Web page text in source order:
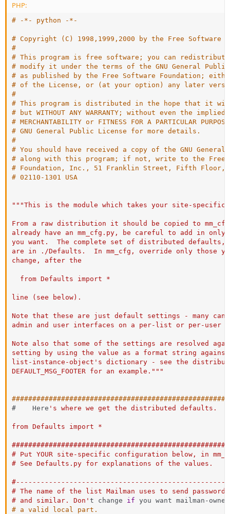
PHP:
# -*- python -*-
# Copyright (C) 1998,1999,2000 by the Free Software
#
# This program is free software; you can
# modify it under the terms of the GNU General
# as published by the Free Software Foundation;
# of the License, or (at your option) any later
#
# This program is distributed in the hope that it
# but WITHOUT ANY WARRANTY; without even the
# MERCHANTABILITY or FITNESS FOR A PARTICULAR
# GNU General Public License for more details.
#
# You should have received a copy of the GNU
# along with this program; if not, write to the Free
# Foundation, Inc., 51 Franklin Street, Fifth Floor,
# 02110-1301 USA
"" "This is the module which takes your site-
From a raw distribution it should be copied to
already have an mm_cfg.py, be careful to add in only
you want.  The complete set of distributed defaults,
are in ./Defaults.  In mm_cfg, override only those
change, after the
  from Defaults import *
line (see below).
Note that these are just default settings - many can
admin and user interfaces on a per-list or per-user
Note also that some of the settings are resolved
setting by using the value as a format string
list-instance-object's dictionary - see the
DEFAULT_MSG_FOOTER for an example." ""
#    Here 's where we get the distributed defaults.
from Defaults import *
# Put YOUR site-specific configuration below, in
# See Defaults.py for explanations of the values.
# The name of the list Mailman uses to send password
# and similar. Don' t change if you want mailman -
# a valid local part.